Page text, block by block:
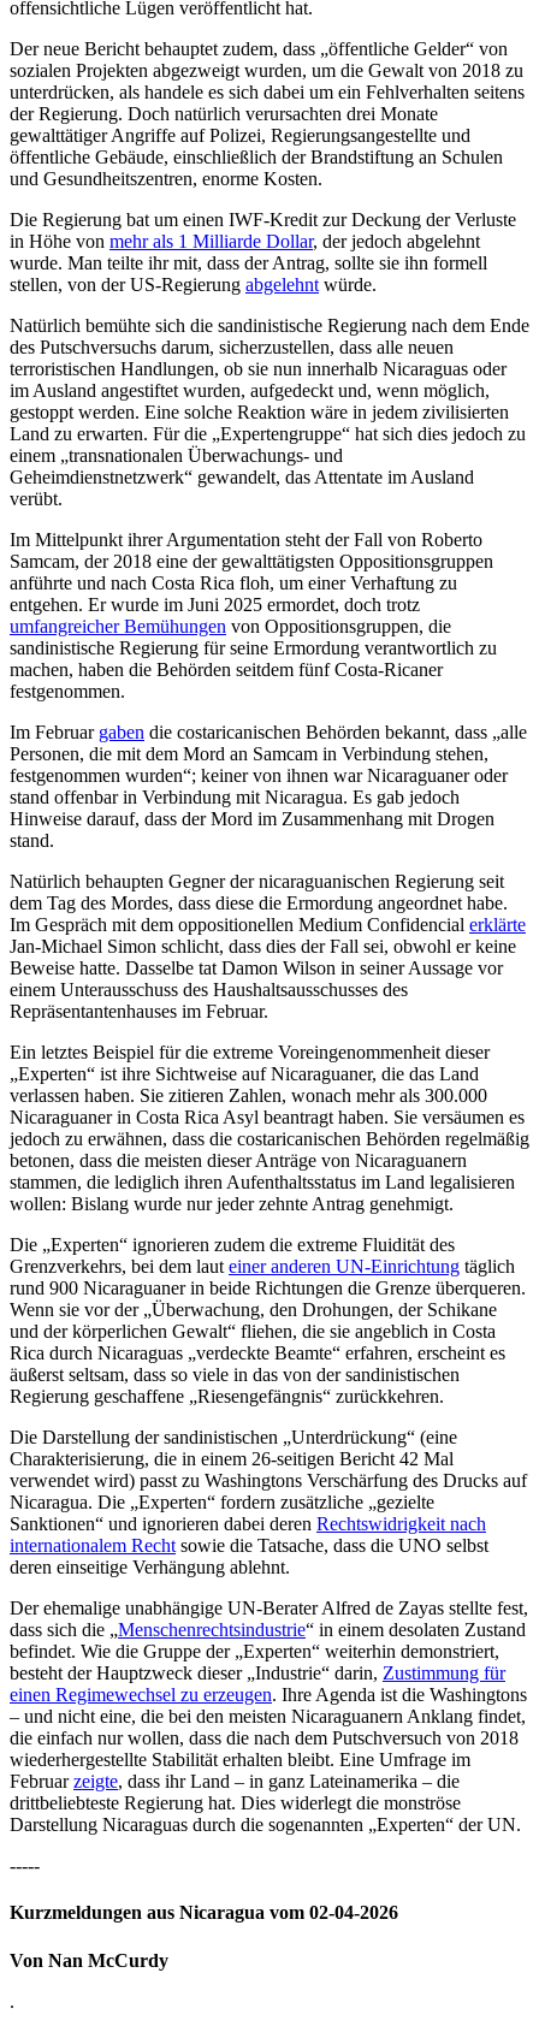
offensichtliche Lügen veröffentlicht hat.
Der neue Bericht behauptet zudem, dass „öffentliche Gelder“ von
sozialen Projekten abgezweigt wurden, um die Gewalt von 2018 zu
unterdrücken, als handele es sich dabei um ein Fehlverhalten seitens
der Regierung. Doch natürlich verursachten drei Monate
gewalttätiger Angriffe auf Polizei, Regierungsangestellte und
öffentliche Gebäude, einschließlich der Brandstiftung an Schulen
und Gesundheitszentren, enorme Kosten.
Die Regierung bat um einen IWF-Kredit zur Deckung der Verluste
in Höhe von mehr als 1 Milliarde Dollar, der jedoch abgelehnt
wurde. Man teilte ihr mit, dass der Antrag, sollte sie ihn formell
stellen, von der US-Regierung abgelehnt würde.
Natürlich bemühte sich die sandinistische Regierung nach dem Ende
des Putschversuchs darum, sicherzustellen, dass alle neuen
terroristischen Handlungen, ob sie nun innerhalb Nicaraguas oder
im Ausland angestiftet wurden, aufgedeckt und, wenn möglich,
gestoppt werden. Eine solche Reaktion wäre in jedem zivilisierten
Land zu erwarten. Für die „Expertengruppe“ hat sich dies jedoch zu
einem „transnationalen Überwachungs- und
Geheimdienstnetzwerk“ gewandelt, das Attentate im Ausland
verübt.
Im Mittelpunkt ihrer Argumentation steht der Fall von Roberto
Samcam, der 2018 eine der gewalttätigsten Oppositionsgruppen
anführte und nach Costa Rica floh, um einer Verhaftung zu
entgehen. Er wurde im Juni 2025 ermordet, doch trotz
umfangreicher Bemühungen von Oppositionsgruppen, die
sandinistische Regierung für seine Ermordung verantwortlich zu
machen, haben die Behörden seitdem fünf Costa-Ricaner
festgenommen.
Im Februar gaben die costaricanischen Behörden bekannt, dass „alle
Personen, die mit dem Mord an Samcam in Verbindung stehen,
festgenommen wurden“; keiner von ihnen war Nicaraguaner oder
stand offenbar in Verbindung mit Nicaragua. Es gab jedoch
Hinweise darauf, dass der Mord im Zusammenhang mit Drogen
stand.
Natürlich behaupten Gegner der nicaraguanischen Regierung seit
dem Tag des Mordes, dass diese die Ermordung angeordnet habe.
Im Gespräch mit dem oppositionellen Medium Confidencial erklärte
Jan-Michael Simon schlicht, dass dies der Fall sei, obwohl er keine
Beweise hatte. Dasselbe tat Damon Wilson in seiner Aussage vor
einem Unterausschuss des Haushaltsausschusses des
Repräsentantenhauses im Februar.
Ein letztes Beispiel für die extreme Voreingenommenheit dieser
„Experten“ ist ihre Sichtweise auf Nicaraguaner, die das Land
verlassen haben. Sie zitieren Zahlen, wonach mehr als 300.000
Nicaraguaner in Costa Rica Asyl beantragt haben. Sie versäumen es
jedoch zu erwähnen, dass die costaricanischen Behörden regelmäßig
betonen, dass die meisten dieser Anträge von Nicaraguanern
stammen, die lediglich ihren Aufenthaltsstatus im Land legalisieren
wollen: Bislang wurde nur jeder zehnte Antrag genehmigt.
Die „Experten“ ignorieren zudem die extreme Fluidität des
Grenzverkehrs, bei dem laut einer anderen UN-Einrichtung täglich
rund 900 Nicaraguaner in beide Richtungen die Grenze überqueren.
Wenn sie vor der „Überwachung, den Drohungen, der Schikane
und der körperlichen Gewalt“ fliehen, die sie angeblich in Costa
Rica durch Nicaraguas „verdeckte Beamte“ erfahren, erscheint es
äußerst seltsam, dass so viele in das von der sandinistischen
Regierung geschaffene „Riesengefängnis“ zurückkehren.
Die Darstellung der sandinistischen „Unterdrückung“ (eine
Charakterisierung, die in einem 26-seitigen Bericht 42 Mal
verwendet wird) passt zu Washingtons Verschärfung des Drucks auf
Nicaragua. Die „Experten“ fordern zusätzliche „gezielte
Sanktionen“ und ignorieren dabei deren Rechtswidrigkeit nach
internationalem Recht sowie die Tatsache, dass die UNO selbst
deren einseitige Verhängung ablehnt.
Der ehemalige unabhängige UN-Berater Alfred de Zayas stellte fest,
dass sich die „Menschenrechtsindustrie“ in einem desolaten Zustand
befindet. Wie die Gruppe der „Experten“ weiterhin demonstriert,
besteht der Hauptzweck dieser „Industrie“ darin, Zustimmung für
einen Regimewechsel zu erzeugen. Ihre Agenda ist die Washingtons
– und nicht eine, die bei den meisten Nicaraguanern Anklang findet,
die einfach nur wollen, dass die nach dem Putschversuch von 2018
wiederhergestellte Stabilität erhalten bleibt. Eine Umfrage im
Februarzeigte, dass ihr Land – in ganz Lateinamerika – die
drittbeliebteste Regierung hat. Dies widerlegt die monströse
Darstellung Nicaraguas durch die sogenannten „Experten“ der UN.
-----
Kurzmeldungen aus Nicaragua vom 02-04-2026
Von Nan McCurdy
.